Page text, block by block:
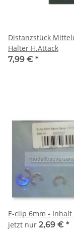
Distanzstück
Halter H.Attack
7,99 € *
E-clip 6mm -
jetzt nur 2,69 € *